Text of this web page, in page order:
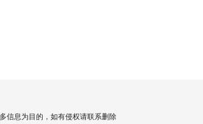
信息为目的，如有侵权请联系删除